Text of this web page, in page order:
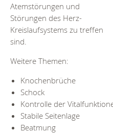
Atemstörungen und
Störungen des Herz-
Kreislaufsystems zu treffen
sind.
Weitere Themen:
Knochenbrüche
Schock
Kontrolle der
Stabile Seitenlage
Beatmung